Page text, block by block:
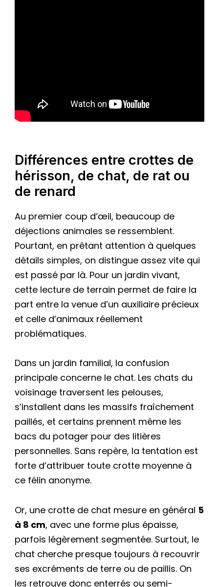
Différences entre crottes de
hérisson, de chat, de rat ou
de renard
Au premier coup d’œil, beaucoup de
déjections animales se ressemblent.
Pourtant, en prêtant attention à quelques
détails simples, on distingue assez vite qui
est passé par là. Pour un jardin vivant,
cette lecture de terrain permet de faire la
part entre la venue d’un auxiliaire précieux
et celle d’animaux réellement
problématiques.
Dans un jardin familial, la confusion
principale concerne le chat. Les chats du
voisinage traversent les pelouses,
s’installent dans les massifs fraîchement
paillés, et certains prennent même les
bacs du potager pour des litières
personnelles. Sans repère, la tentation est
forte d’attribuer toute crotte moyenne à
ce félin anonyme.
Or, une crotte de chat mesure en général 5
à 8 cm, avec une forme plus épaisse,
parfois légèrement segmentée. Surtout, le
chat cherche presque toujours à recouvrir
ses excréments de terre ou de paillis. On
les retrouve donc enterrés ou semi-